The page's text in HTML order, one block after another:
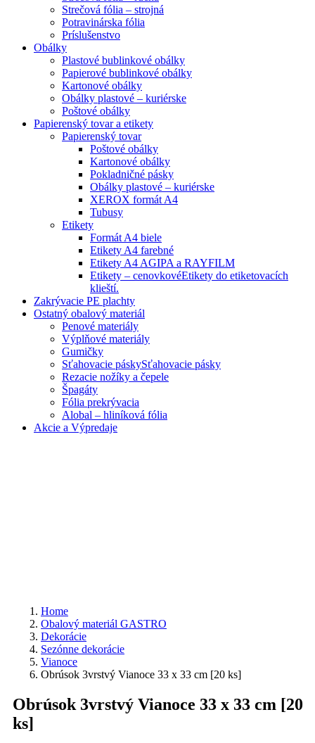
Strečová fólia – strojná
Potravinárska fólia
Príslušenstvo
Obálky
Plastové bublinkové obálky
Papierové bublinkové obálky
Kartonové obálky
Obálky plastové – kuriérske
Poštové obálky
Papierenský tovar a etikety
Papierenský tovar
Poštové obálky
Kartonové obálky
Pokladničné pásky
Obálky plastové – kuriérske
XEROX formát A4
Tubusy
Etikety
Formát A4 biele
Etikety A4 farebné
Etikety A4 AGIPA a RAYFILM
Etikety – cenovkovéEtikety do etiketovacích
klieští.
Zakrývacie PE plachty
Ostatný obalový materiál
Penové materiály
Výplňové materiály
Gumičky
Sťahovacie páskySťahovacie pásky
Rezacie nožíky a čepele
Špagáty
Fólia prekrývacia
Alobal – hliníková fólia
Akcie a Výpredaje
Home
Obalový materiál GASTRO
Dekorácie
Sezónne dekorácie
Vianoce
Obrúsok 3vrstvý Vianoce 33 x 33 cm [20 ks]
Obrúsok 3vrstvý Vianoce 33 x 33 cm [20
ks]